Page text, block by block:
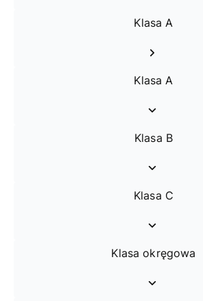
Klasa A
Klasa A
Klasa B
Klasa C
Klasa okręgowa